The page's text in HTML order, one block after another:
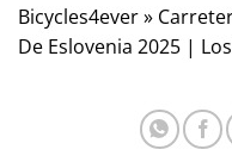
Bicycles4ever»
De Eslovenia 2025 |